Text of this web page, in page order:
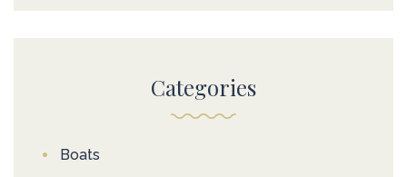
Categories
Boats